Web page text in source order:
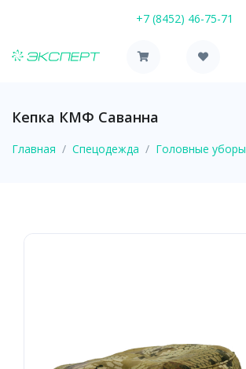
+7 (8452) 46-75-71
Кепка КМФ Саванна
Главная Спецодежда Головные уборы